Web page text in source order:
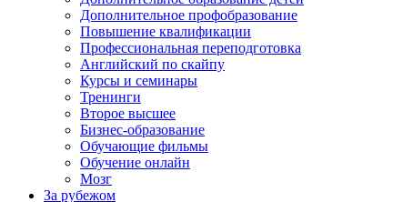
Дополнительное профобразование
Повышение квалификации
Профессиональная переподготовка
Английский по скайпу
Курсы и семинары
Тренинги
Второе высшее
Бизнес-образование
Обучающие фильмы
Обучение онлайн
Мозг
За рубежом